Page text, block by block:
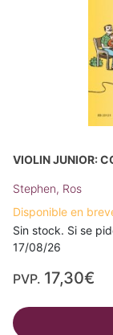
VIOLIN JUNIOR:
Stephen, Ros
Disponible en
Sin stock. Si se
17/08/26
PVP. 17,30€